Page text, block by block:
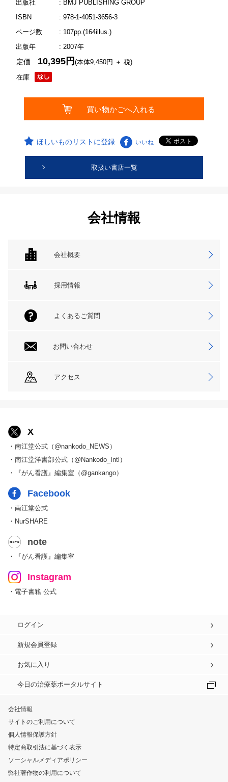
出版社
: BMJ PUBLISHING GROUP
ISBN
: 978-1-4051-3656-3
ページ数
: 107pp.(164illus.)
出版年
: 2007年
在庫
定価 10,395円(本体9,450円 ＋ 税)
ほしいものリストに登録 いいね
取扱い書店一覧
会社情報
会社概要
採用情報
よくあるご質問
お問い合わせ
アクセス
X
・南江堂公式（@nankodo_NEWS）
・南江堂洋書部公式（@Nankodo_Intl）
・『がん看護』編集室（@gankango）
Facebook
・南江堂公式
・NurSHARE
note
・『がん看護』編集室
Instagram
・電子書籍 公式
ログイン
新規会員登録
お気に入り
今日の治療薬ポータルサイト
会社情報
サイトのご利用について
個人情報保護方針
特定商取引法に基づく表示
ソーシャルメディアポリシー
弊社著作物の利用について